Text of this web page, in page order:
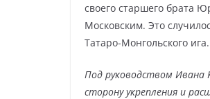
своего старшего брата
Московским. Это
Татаро-Монгольского ига.
Под руководством Ивана
сторону укрепления и